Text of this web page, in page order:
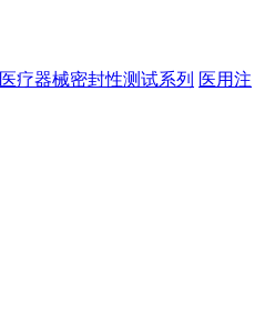
医疗器械密封性测试系列 医用注